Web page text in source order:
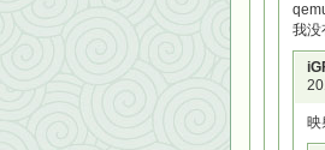
我没
映